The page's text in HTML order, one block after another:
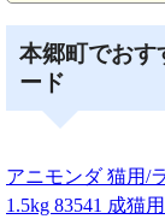
本郷町でおす
ード
アニモンダ 猫用/
1.5kg 83541 成猫